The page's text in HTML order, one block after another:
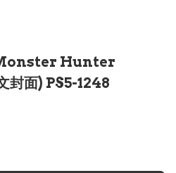
Monster Hunter
封面) PS5-1248